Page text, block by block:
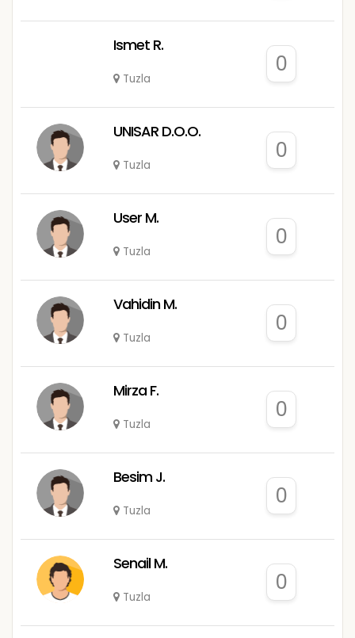
Ismet R.
Tuzla
0
UNISAR D.O.O.
Tuzla
0
User M.
Tuzla
0
Vahidin M.
Tuzla
0
Mirza F.
Tuzla
0
Besim J.
Tuzla
0
Senail M.
Tuzla
0